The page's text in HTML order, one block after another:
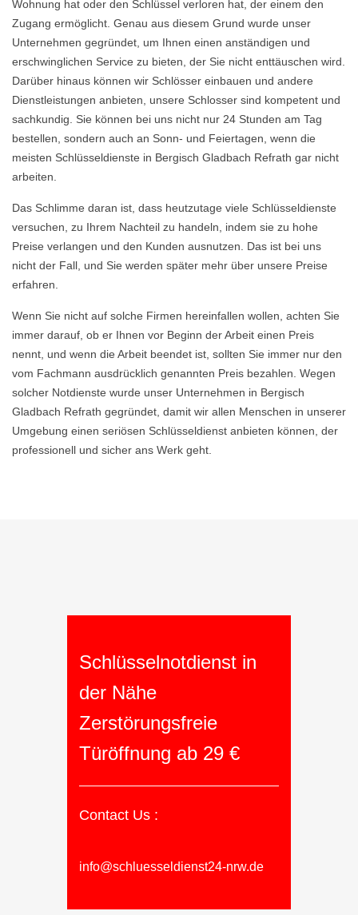
Wohnung hat oder den Schlüssel verloren hat, der einem den
Zugang ermöglicht. Genau aus diesem Grund wurde unser
Unternehmen gegründet, um Ihnen einen anständigen und
erschwinglichen Service zu bieten, der Sie nicht enttäuschen wird.
Darüber hinaus können wir Schlösser einbauen und andere
Dienstleistungen anbieten, unsere Schlosser sind kompetent und
sachkundig. Sie können bei uns nicht nur 24 Stunden am Tag
bestellen, sondern auch an Sonn- und Feiertagen, wenn die
meisten Schlüsseldienste in Bergisch Gladbach Refrath gar nicht
arbeiten.
Das Schlimme daran ist, dass heutzutage viele Schlüsseldienste
versuchen, zu Ihrem Nachteil zu handeln, indem sie zu hohe
Preise verlangen und den Kunden ausnutzen. Das ist bei uns
nicht der Fall, und Sie werden später mehr über unsere Preise
erfahren.
Wenn Sie nicht auf solche Firmen hereinfallen wollen, achten Sie
immer darauf, ob er Ihnen vor Beginn der Arbeit einen Preis
nennt, und wenn die Arbeit beendet ist, sollten Sie immer nur den
vom Fachmann ausdrücklich genannten Preis bezahlen. Wegen
solcher Notdienste wurde unser Unternehmen in Bergisch
Gladbach Refrath gegründet, damit wir allen Menschen in unserer
Umgebung einen seriösen Schlüsseldienst anbieten können, der
professionell und sicher ans Werk geht.
Schlüsselnotdienst in
der Nähe
Zerstörungsfreie
Türöffnung ab 29 €
Contact Us :
info@schluesseldienst24-nrw.de